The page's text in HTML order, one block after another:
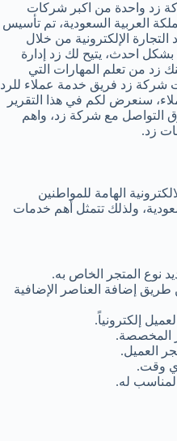
زد واحدة من اكبر شركات
العربية السعودية، تم تأسيس
شركة زد التجارة الإلكترونية من خلال
بشكل احدث، يتيح لك زد إدارة
زد من تعلم المهارات التي
شركة زد فريق خدمة عملاء للرد
سنعرض لكم في هذا التقرير
التواصل مع شركة زد، واهم
زد.
الهامة للمواطنين
ولذلك تتمثل أهم خدمات
نوع المتجر الخاص به.
إضافة العناصر الإضافية
إلكترونياً.
المخصصة.
العميل.
وقت.
له.